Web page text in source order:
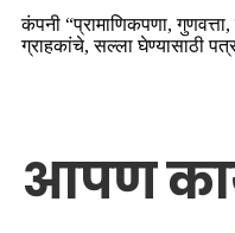
कंपनी “प्रामाणिकपणा,
ग्राहकांचे, सल्ला घेण्यासाठी
आपण